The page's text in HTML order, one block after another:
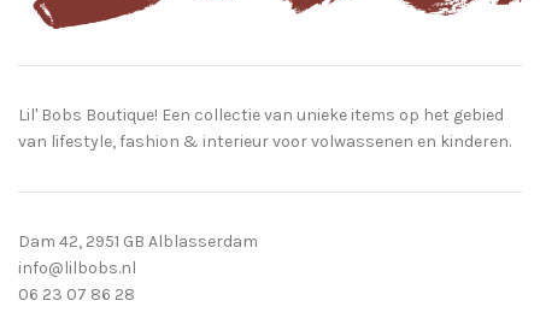
Lil' Bobs Boutique! Een collectie van unieke items op het gebied
van lifestyle, fashion & interieur voor volwassenen en kinderen.
Dam 42, 2951 GB Alblasserdam
info@lilbobs.nl
06 23 07 86 28